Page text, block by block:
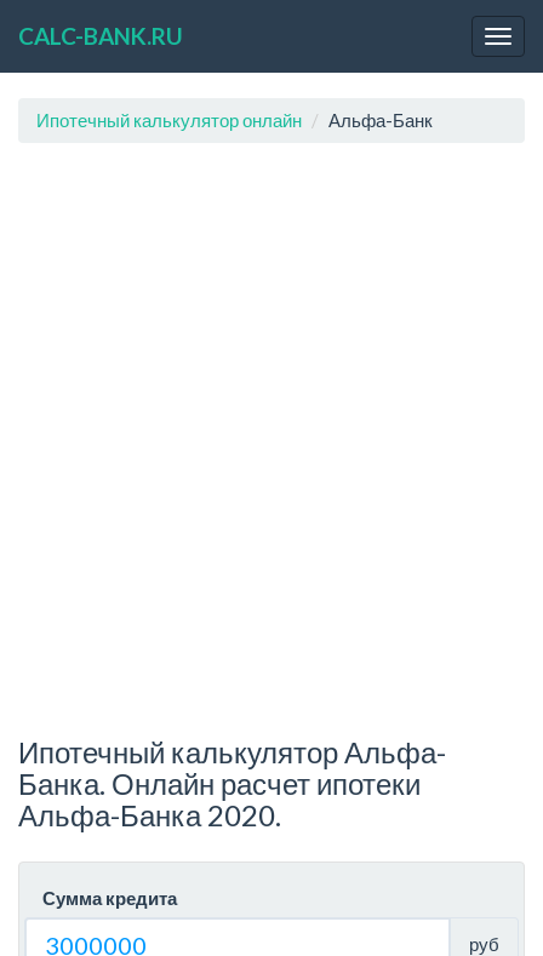
CALC-BANK.RU
Ипотечный калькулятор онлайн Альфа-Банк
Ипотечный калькулятор Альфа-
Банка. Онлайн расчет ипотеки
Альфа-Банка 2020.
Сумма кредита
руб